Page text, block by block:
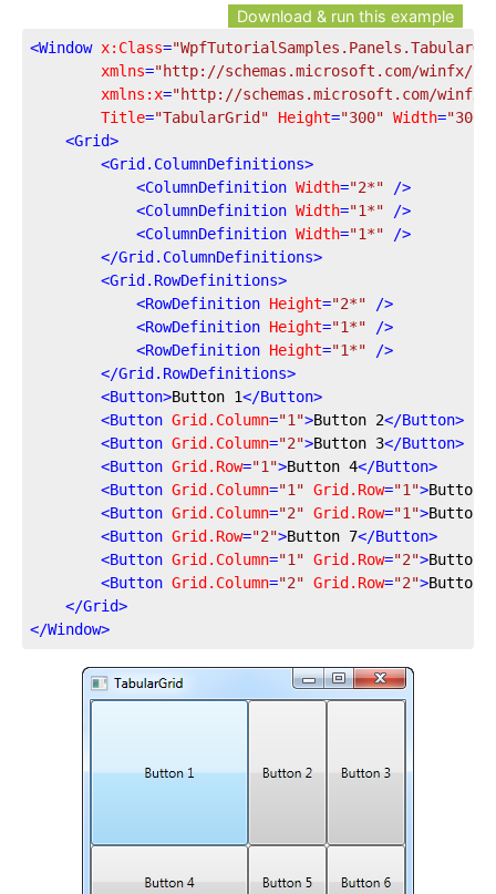
Download & run this example
<Window x:Class=
xmlns="http://schemas.microsoft.com/winfx/
xmlns:x="http://schemas.microsoft.com/winfx/
Title="TabularGrid" Height="300" Width="300"
<Grid>
<Grid.ColumnDefinitions>
<ColumnDefinition Width="2*" />
<ColumnDefinition Width="1*" />
<ColumnDefinition Width="1*" />
</Grid.ColumnDefinitions>
<Grid.RowDefinitions>
<RowDefinition Height="2*" />
<RowDefinition Height="1*" />
<RowDefinition Height="1*" />
</Grid.RowDefinitions>
<Button>Button 1</Button>
<Button Grid.Column="1">Button 2</Button>
<Button Grid.Column="2">Button 3</Button>
<Button Grid.Row="1">Button 4</Button>
<Button Grid.Column="1" Grid.Row="1">Button
<Button Grid.Column="2" Grid.Row="1">Button
<Button Grid.Row="2">Button 7</Button>
<Button Grid.Column="1" Grid.Row="2">Button
<Button Grid.Column="2" Grid.Row="2">Button
</Grid>
</Window>